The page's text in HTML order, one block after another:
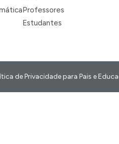
Professores
Estudantes
de Privacidade para Pais e